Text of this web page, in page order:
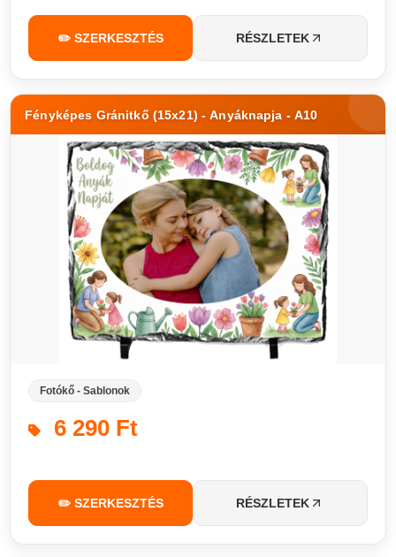
✏️ SZERKESZTÉS RÉSZLETEK
Fényképes Gránitkő (15x21) - Anyáknapja - A10
Fotókő - Sablonok
6 290 Ft
✏️ SZERKESZTÉS RÉSZLETEK